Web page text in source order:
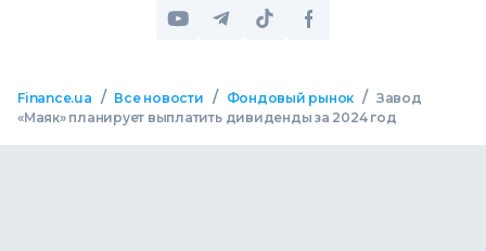
Finance.ua / Все новости / Фондовый рынок / Завод
«Маяк» планирует выплатить дивиденды за 2024 год